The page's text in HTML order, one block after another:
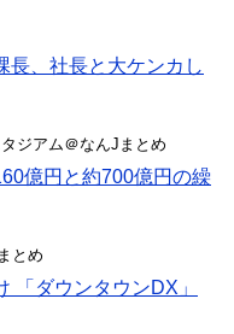
長、社長と大ケンカし
ジアム＠なんJまとめ
億円と約700億円の繰
とめ
「ダウンタウンDX」